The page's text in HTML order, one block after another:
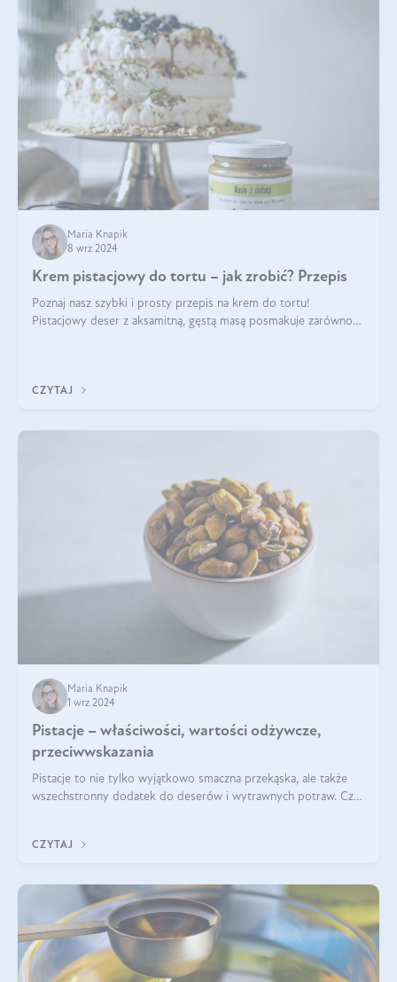
Maria Knapik
8 wrz 2024
Krem pistacjowy do tortu – jak zrobić? Przepis
Poznaj nasz szybki i prosty przepis na krem do tortu!
Pistacjowy deser z aksamitną, gęstą masą posmakuje zarówno
CZYTAJ
Maria Knapik
1 wrz 2024
Pistacje – właściwości, wartości odżywcze,
przeciwwskazania
Pistacje to nie tylko wyjątkowo smaczna przekąska, ale także
wszechstronny dodatek do deserów i wytrawnych potraw. Czy
CZYTAJ